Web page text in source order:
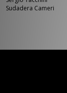
Sudadera Cameri